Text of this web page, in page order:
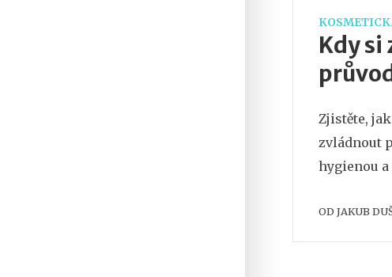
Kdy si
Zjistěte,
zvládnout
hygienou
OD JAKUB